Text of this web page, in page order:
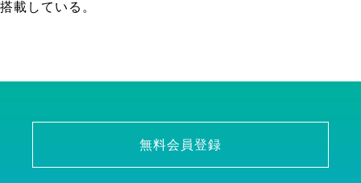
搭載している。
無料会員登録